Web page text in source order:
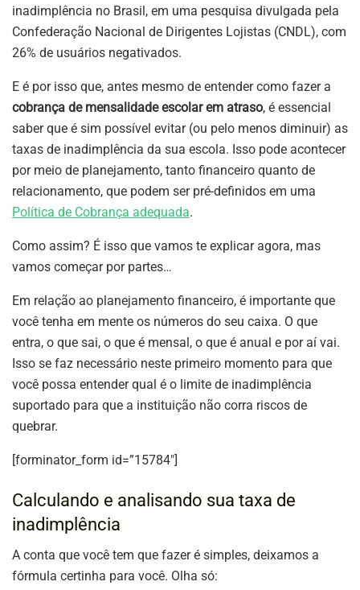
inadimplência no Brasil, em uma pesquisa divulgada pela
Confederação Nacional de Dirigentes Lojistas (CNDL), com
26% de usuários negativados.
E é por isso que, antes mesmo de entender como fazer a
cobrança de mensalidade escolar em atraso, é essencial
saber que é sim possível evitar (ou pelo menos diminuir) as
taxas de inadimplência da sua escola. Isso pode acontecer
por meio de planejamento, tanto financeiro quanto de
relacionamento, que podem ser pré-definidos em uma
Política de Cobrança adequada.
Como assim? É isso que vamos te explicar agora, mas
vamos começar por partes…
Em relação ao planejamento financeiro, é importante que
você tenha em mente os números do seu caixa. O que
entra, o que sai, o que é mensal, o que é anual e por aí vai.
Isso se faz necessário neste primeiro momento para que
você possa entender qual é o limite de inadimplência
suportado para que a instituição não corra riscos de
quebrar.
[forminator_form id=”15784″]
Calculando e analisando sua taxa de
inadimplência
A conta que você tem que fazer é simples, deixamos a
fórmula certinha para você. Olha só: